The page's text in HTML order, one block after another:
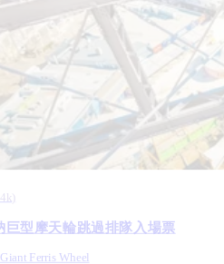
)
巨型摩天輪跳過排隊入場票
Ferris Wheel